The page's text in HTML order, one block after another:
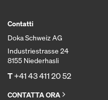
Contatti
Doka Schweiz AG
Industriestrasse 24
8155 Niederhasli
T+41 43 411 20 52
CONTATTA ORA